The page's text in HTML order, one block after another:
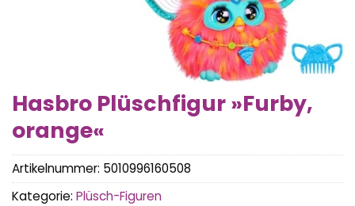
Hasbro Plüschfigur »Furby,
orange«
Artikelnummer: 5010996160508
Kategorie: Plüsch-Figuren